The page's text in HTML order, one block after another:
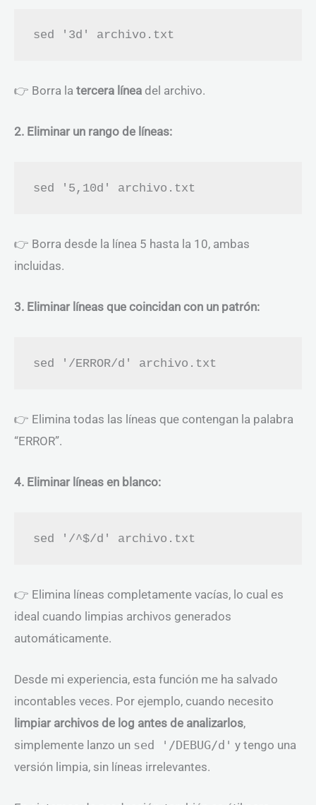
👉 Borra la tercera línea del archivo.
2. Eliminar un rango de líneas:
👉 Borra desde la línea 5 hasta la 10, ambas
incluidas.
3. Eliminar líneas que coincidan con un patrón:
👉 Elimina todas las líneas que contengan la palabra
“ERROR”.
4. Eliminar líneas en blanco:
👉 Elimina líneas completamente vacías, lo cual es
ideal cuando limpias archivos generados
automáticamente.
Desde mi experiencia, esta función me ha salvado
incontables veces. Por ejemplo, cuando necesito
limpiar archivos de log antes de analizarlos,
simplemente lanzo un sed '/DEBUG/d' y tengo una
versión limpia, sin líneas irrelevantes.